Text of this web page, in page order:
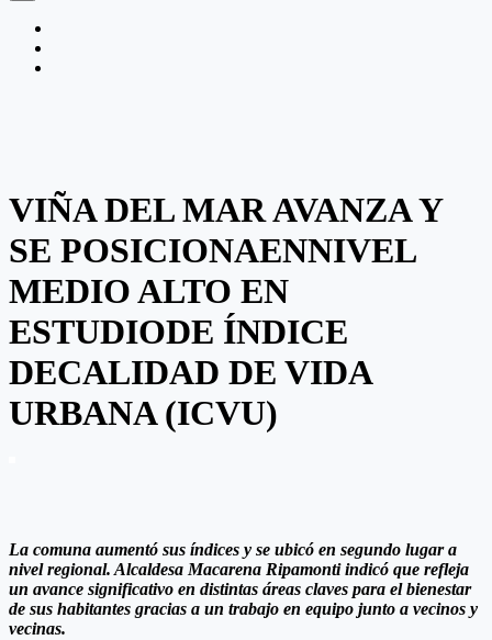
VIÑA DEL MAR AVANZA Y
SE POSICIONAENNIVEL
MEDIO ALTO EN
ESTUDIODE ÍNDICE
DECALIDAD DE VIDA
URBANA (ICVU)
La comuna aumentó sus índices y se ubicó en segundo lugar a
nivel regional. Alcaldesa Macarena Ripamonti indicó que refleja
un avance significativo en distintas áreas claves para el bienestar
de sus habitantes gracias a un trabajo en equipo junto a vecinos y
vecinas.